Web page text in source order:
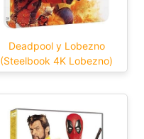
Deadpool y Lobezno
(Steelbook 4K Lobezno)